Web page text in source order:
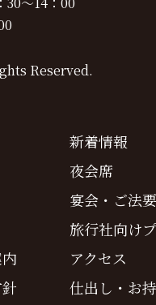
Reserved.
新着情報
夜会席
宴会・ご法要
旅行社向け
アクセス
仕出し・お